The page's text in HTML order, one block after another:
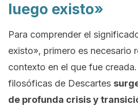
luego existo»
Para comprender el
existo», primero es necesario
contexto en el que fue
filosóficas de Descartes
de profunda crisis y